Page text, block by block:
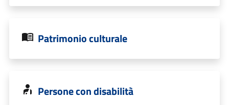
Patrimonio culturale
Persone con disabilità